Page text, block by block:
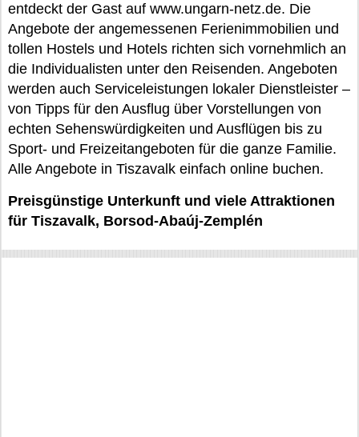
entdeckt der Gast auf www.ungarn-netz.de. Die
Angebote der angemessenen Ferienimmobilien und
tollen Hostels und Hotels richten sich vornehmlich an
die Individualisten unter den Reisenden. Angeboten
werden auch Serviceleistungen lokaler Dienstleister –
von Tipps für den Ausflug über Vorstellungen von
echten Sehenswürdigkeiten und Ausflügen bis zu
Sport- und Freizeitangeboten für die ganze Familie.
Alle Angebote in Tiszavalk einfach online buchen.
Preisgünstige Unterkunft und viele Attraktionen
für Tiszavalk, Borsod-Abaúj-Zemplén